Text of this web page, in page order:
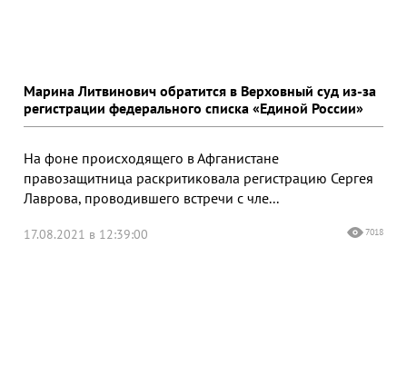
Марина Литвинович обратится в Верховный суд из-за
регистрации федерального списка «Единой России»
На фоне происходящего в Афганистане
правозащитница раскритиковала регистрацию Сергея
Лаврова, проводившего встречи с чле...
17.08.2021 в 12:39:00 7018